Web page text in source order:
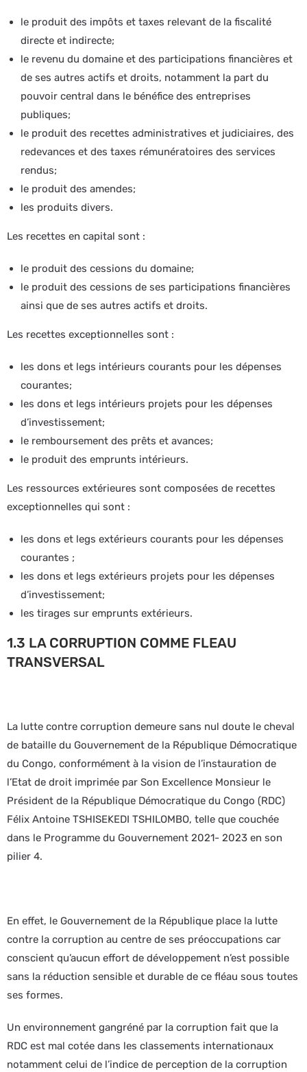
le produit des impôts et taxes relevant de la fiscalité
directe et indirecte;
le revenu du domaine et des participations financières et
de ses autres actifs et droits, notamment la part du
pouvoir central dans le bénéfice des entreprises
publiques;
le produit des recettes administratives et judiciaires, des
redevances et des taxes rémunératoires des services
rendus;
le produit des amendes;
les produits divers.
Les recettes en capital sont :
le produit des cessions du domaine;
le produit des cessions de ses participations financières
ainsi que de ses autres actifs et droits.
Les recettes exceptionnelles sont :
les dons et legs intérieurs courants pour les dépenses
courantes;
les dons et legs intérieurs projets pour les dépenses
d’investissement;
le remboursement des prêts et avances;
le produit des emprunts intérieurs.
Les ressources extérieures sont composées de recettes
exceptionnelles qui sont :
les dons et legs extérieurs courants pour les dépenses
courantes ;
les dons et legs extérieurs projets pour les dépenses
d’investissement;
les tirages sur emprunts extérieurs.
1.3 LA CORRUPTION COMME FLEAU
TRANSVERSAL
La lutte contre corruption demeure sans nul doute le cheval
de bataille du Gouvernement de la République Démocratique
du Congo, conformément à la vision de l’instauration de
l’Etat de droit imprimée par Son Excellence Monsieur le
Président de la République Démocratique du Congo (RDC)
Félix Antoine TSHISEKEDI TSHILOMBO, telle que couchée
dans le Programme du Gouvernement 2021- 2023 en son
pilier 4.
En effet, le Gouvernement de la République place la lutte
contre la corruption au centre de ses préoccupations car
conscient qu’aucun effort de développement n’est possible
sans la réduction sensible et durable de ce fléau sous toutes
ses formes.
Un environnement gangréné par la corruption fait que la
RDC est mal cotée dans les classements internationaux
notamment celui de l’indice de perception de la corruption